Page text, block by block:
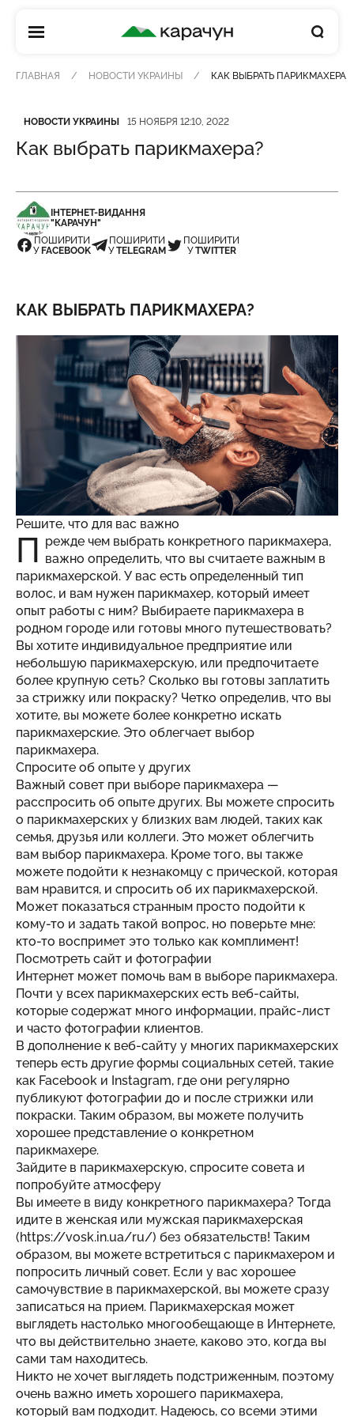
КАРАЧУН
ГЛАВНАЯ НОВОСТИ УКРАИНЫ КАК ВЫБРАТЬ ПАРИКМАХЕРА?
Категория
НОВОСТИ УКРАИНЫ
Дата публикации 15 НОЯБРЯ 12:10, 2022
Как выбрать парикмахера?
ІНТЕРНЕТ-ВИДАННЯ
"КАРАЧУН"
ПОШИРИТИ
У FACEBOOK
ПОШИРИТИ
УTELEGRAM
ПОШИРИТИ
УTWITTER
КАК ВЫБРАТЬ ПАРИКМАХЕРА?
Решите, что для вас важно
П режде чем выбрать конкретного парикмахера,
важно определить, что вы считаете важным в
парикмахерской. У вас есть определенный тип
волос, и вам нужен парикмахер, который имеет
опыт работы с ним? Выбираете парикмахера в
родном городе или готовы много путешествовать?
Вы хотите индивидуальное предприятие или
небольшую парикмахерскую, или предпочитаете
более крупную сеть? Сколько вы готовы заплатить
за стрижку или покраску? Четко определив, что вы
хотите, вы можете более конкретно искать
парикмахерские. Это облегчает выбор
парикмахера.
Спросите об опыте у других
Важный совет при выборе парикмахера —
расспросить об опыте других. Вы можете спросить
о парикмахерских у близких вам людей, таких как
семья, друзья или коллеги. Это может облегчить
вам выбор парикмахера. Кроме того, вы также
можете подойти к незнакомцу с прической, которая
вам нравится, и спросить об их парикмахерской.
Может показаться странным просто подойти к
кому-то и задать такой вопрос, но поверьте мне:
кто-то воспримет это только как комплимент!
Посмотреть сайт и фотографии
Интернет может помочь вам в выборе парикмахера.
Почти у всех парикмахерских есть веб-сайты,
которые содержат много информации, прайс-лист
и часто фотографии клиентов.
В дополнение к веб-сайту у многих парикмахерских
теперь есть другие формы социальных сетей, такие
как Facebook и Instagram, где они регулярно
публикуют фотографии до и после стрижки или
покраски. Таким образом, вы можете получить
хорошее представление о конкретном
парикмахере.
Зайдите в парикмахерскую, спросите совета и
попробуйте атмосферу
Вы имеете в виду конкретного парикмахера? Тогда
идите в женская или мужская парикмахерская
(https://vosk.in.ua/ru/) без обязательств! Таким
образом, вы можете встретиться с парикмахером и
попросить личный совет. Если у вас хорошее
самочувствие в парикмахерской, вы можете сразу
записаться на прием. Парикмахерская может
выглядеть настолько многообещающе в Интернете,
что вы действительно знаете, каково это, когда вы
сами там находитесь.
Никто не хочет выглядеть подстриженным, поэтому
очень важно иметь хорошего парикмахера,
который вам подходит. Надеюсь, со всеми этими